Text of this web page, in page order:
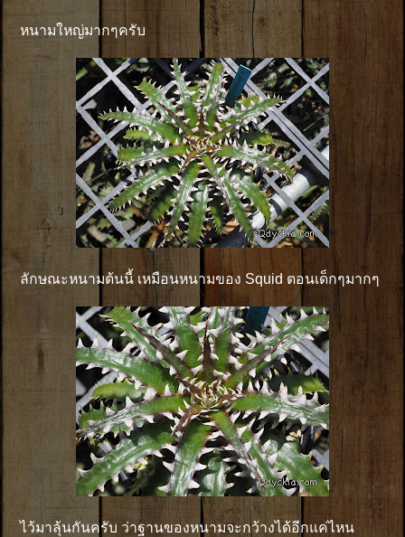
หนามใหญ่มากๆครับ
ลักษณะหนามต้นนี้ เหมือนหนามของ Squid ตอนเด็กๆมากๆ
ไว้มาลุ้นกันครับ ว่าฐานของหนามจะกว้างได้อีกแค่ไหน